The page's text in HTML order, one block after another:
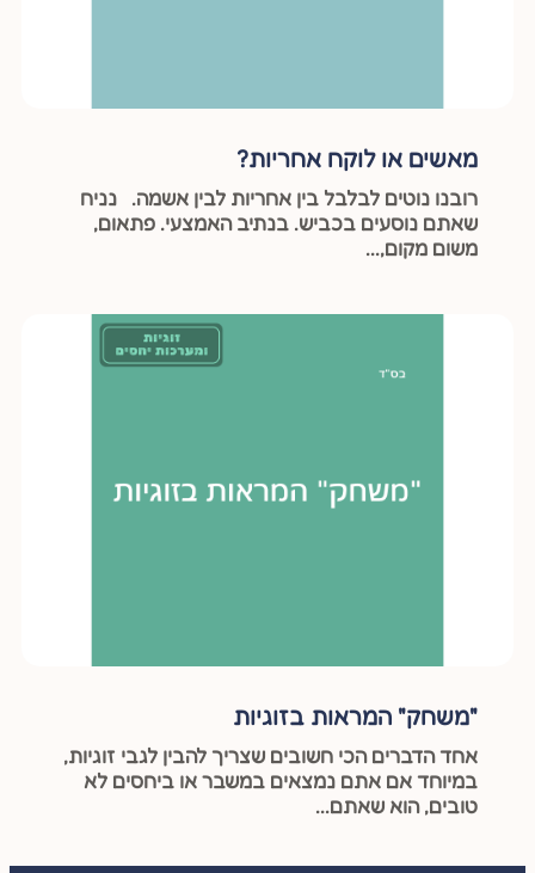
מאשים או לוקח אחריות?
רובנו נוטים לבלבל בין אחריות לבין אשמה. נניח
שאתם נוסעים בכביש. בנתיב האמצעי. פתאום,
משום מקום,...
"משחק" המראות בזוגיות
אחד הדברים הכי חשובים שצריך להבין לגבי זוגיות,
במיוחד אם אתם נמצאים במשבר או ביחסים לא
טובים, הוא שאתם...